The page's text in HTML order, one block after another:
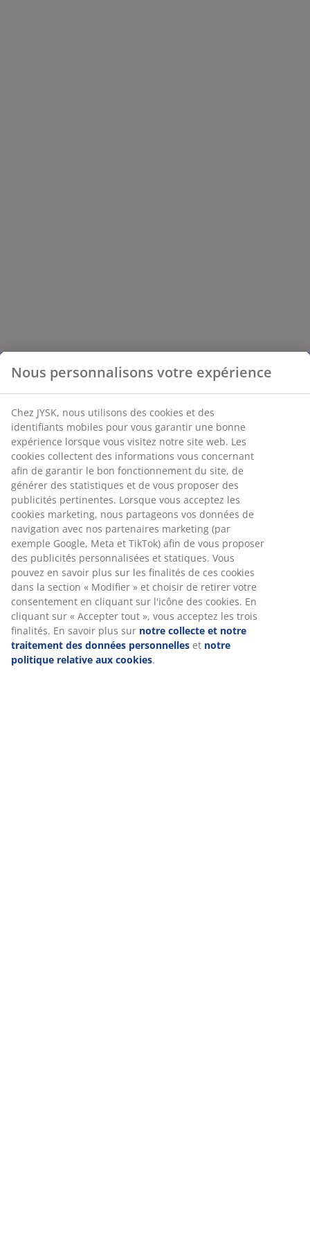
Nous personnalisons votre expérience
Chez JYSK, nous utilisons des cookies et des
identifiants mobiles pour vous garantir une bonne
expérience lorsque vous visitez notre site web. Les
cookies collectent des informations vous concernant
afin de garantir le bon fonctionnement du site, de
générer des statistiques et de vous proposer des
publicités pertinentes. Lorsque vous acceptez les
cookies marketing, nous partageons vos données de
navigation avec nos partenaires marketing (par
exemple Google, Meta et TikTok) afin de vous proposer
des publicités personnalisées et statiques. Vous
pouvez en savoir plus sur les finalités de ces cookies
dans la section « Modifier » et choisir de retirer votre
consentement en cliquant sur l'icône des cookies. En
cliquant sur « Accepter tout », vous acceptez les trois
finalités. En savoir plus sur notre collecte et notre
traitement des données personnelles et notre
politique relative aux cookies.